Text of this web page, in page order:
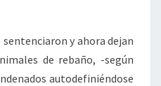
y ahora dejan
de rebaño, -según
autodefiniéndose